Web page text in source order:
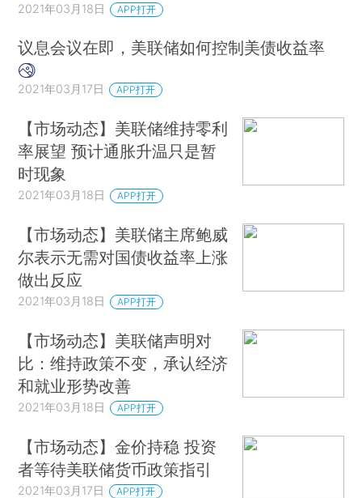
2021年03月18日 APP打开
议息会议在即，美联储如何控制美债收益率
2021年03月17日 APP打开
【市场动态】美联储维持零利
率展望 预计通胀升温只是暂
时现象
2021年03月18日 APP打开
【市场动态】美联储主席鲍威
尔表示无需对国债收益率上涨
做出反应
2021年03月18日 APP打开
【市场动态】美联储声明对
比：维持政策不变，承认经济
和就业形势改善
2021年03月18日 APP打开
【市场动态】金价持稳 投资
者等待美联储货币政策指引
2021年03月17日 APP打开